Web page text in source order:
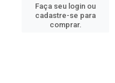
Faça seu login ou
cadastre-se para
comprar.